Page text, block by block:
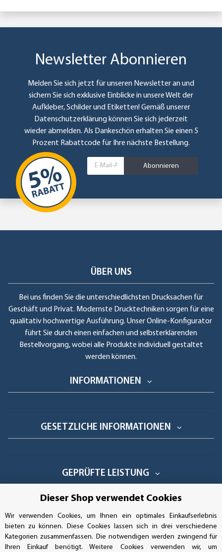
Newsletter Abonnieren
Melden Sie sich jetzt für unseren Newsletter an und
sichern Sie sich exklusive Einblicke in unsere Welt der
Aufkleber, Schilder und Etiketten! Gemäß unserer
Datenschutzerklärungkönnen Sie sich jederzeit
wieder abmelden. Als Dankeschön erhalten Sie einen 5
Prozent Rabattcode für Ihre nächste Bestellung.
Abonnieren
ÜBER UNS
Bei uns finden Sie die unterschiedlichsten Drucksachen für
Geschäft und Privat. Modernste Drucktechniken sorgen für eine
qualitativ hochwertige Ausführung. Unser Online-Konfigurator
führt Sie durch einen einfachen und selbsterklärenden
Bestellvorgang, wobei alle Produkte individuell gestaltet
werden können.
INFORMATIONEN
GESETZLICHE INFORMATIONEN
GEPRÜFTE LEISTUNG
AUFKLEBERDEALER STORE
Handwerkerring 1, D-39326 Wolmirstedt
Dieser Shop verwendet Cookies
Wir verwenden Cookies, um Ihnen ein optimales Einkaufserlebnis
bieten zu können. Diese Cookies lassen sich in drei verschiedene
Kategorien zusammenfassen. Die notwendigen werden zwingend für
Ihren Einkauf benötigt. Weitere Cookies verwenden wir, um